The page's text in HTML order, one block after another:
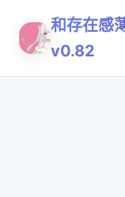
和存在感
v0.82